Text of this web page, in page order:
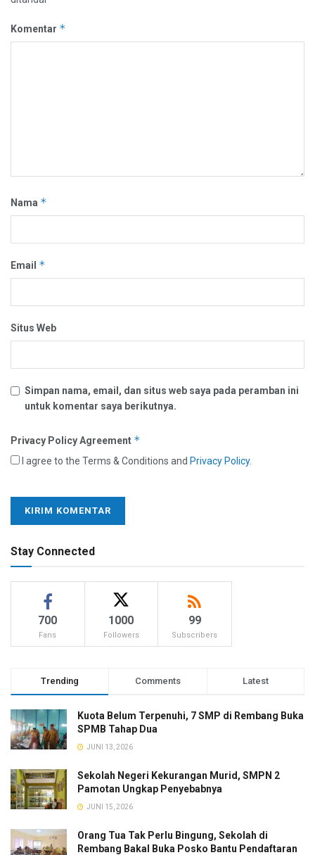
Komentar *
Nama *
Email *
Situs Web
Simpan nama, email, dan situs web saya pada peramban ini
untuk komentar saya berikutnya.
Privacy Policy Agreement *
I agree to the Terms & Conditions and Privacy Policy.
Stay Connected
700
Fans
1000
Followers
99
Subscribers
Trending Comments Latest
Kuota Belum Terpenuhi, 7 SMP di Rembang Buka
SPMB Tahap Dua
JUNI 13, 2026
Sekolah Negeri Kekurangan Murid, SMPN 2
Pamotan Ungkap Penyebabnya
JUNI 15, 2026
Orang Tua Tak Perlu Bingung, Sekolah di
Rembang Bakal Buka Posko Bantu Pendaftaran